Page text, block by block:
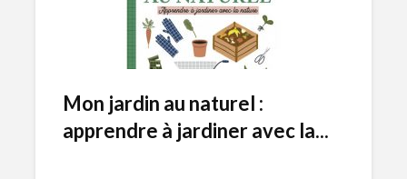
Mon jardin au naturel :
apprendre à jardiner avec la...